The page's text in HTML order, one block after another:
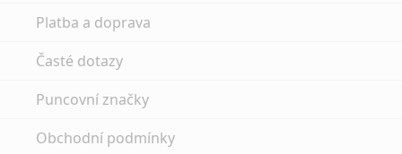
Platba a doprava
Časté dotazy
Puncovní značky
Obchodní podmínky